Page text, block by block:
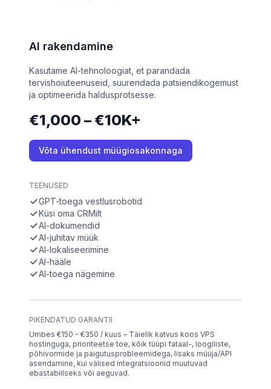
AI rakendamine
Kasutame AI-tehnoloogiat, et parandada
tervishoiuteenuseid, suurendada patsiendikogemust
ja optimeerida haldusprotsesse.
€1,000 – €10K+
Võta ühendust müügiosakonnaga
TEENUSED
GPT-toega vestlusrobotid
Küsi oma CRMilt
AI-dokumendid
AI-juhitav müük
AI-lokaliseerimine
AI-hääle
AI-toega nägemine
PIKENDATUD GARANTII
Umbes €150 - €350 / kuus – Täielik katvus koos VPS
hostinguga, prioriteetse toe, kõik tüüpi fataal-, loogiliste,
põhivormide ja paigutusprobleemidega, lisaks müüja/API
asendamine, kui välised integratsioonid muutuvad
ebastabiilseks või aeguvad.